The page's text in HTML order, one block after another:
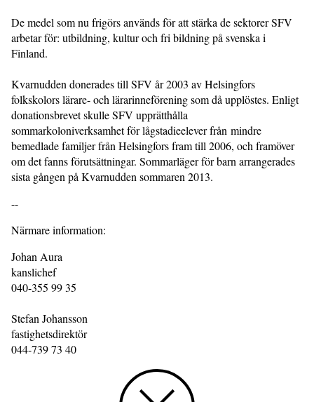
De medel som nu frigörs används för att stärka de sektorer SFV
arbetar för: utbildning, kultur och fri bildning på svenska i
Finland.
Kvarnudden donerades till SFV år 2003 av Helsingfors
folkskolors lärare- och lärarinneförening som då upplöstes. Enligt
donationsbrevet skulle SFV upprätthålla
sommarkoloniverksamhet för lågstadieelever från mindre
bemedlade familjer från Helsingfors fram till 2006, och framöver
om det fanns förutsättningar. Sommarläger för barn arrangerades
sista gången på Kvarnudden sommaren 2013.
--
Närmare information:
Johan Aura
kanslichef
040-355 99 35
Stefan Johansson
fastighetsdirektör
044-739 73 40